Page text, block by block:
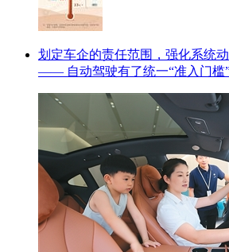
划定车企的责任范围，强化系统
—— 自动驾驶有了统一“准入门槛